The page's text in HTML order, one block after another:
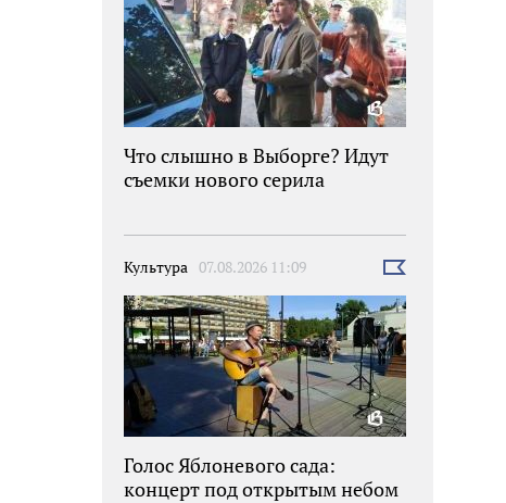
Что слышно в Выборге? Идут
съемки нового серила
Культура 07.08.2026 11:09
Выбрать
Голос Яблоневого сада:
концерт под открытым небом